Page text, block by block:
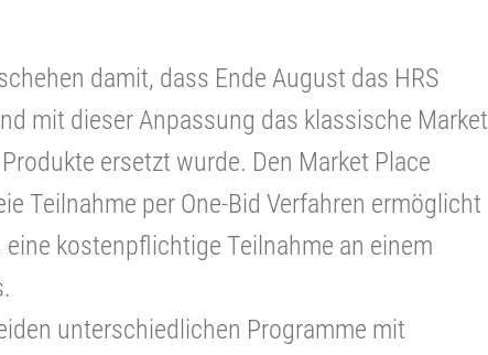
damit, dass Ende August das HRS
mit dieser Anpassung das klassische Market
ersetzt wurde. Den Market Place
Teilnahme per One-Bid Verfahren ermöglicht
eine kostenpflichtige Teilnahme an einem
unterschiedlichen Programme mit